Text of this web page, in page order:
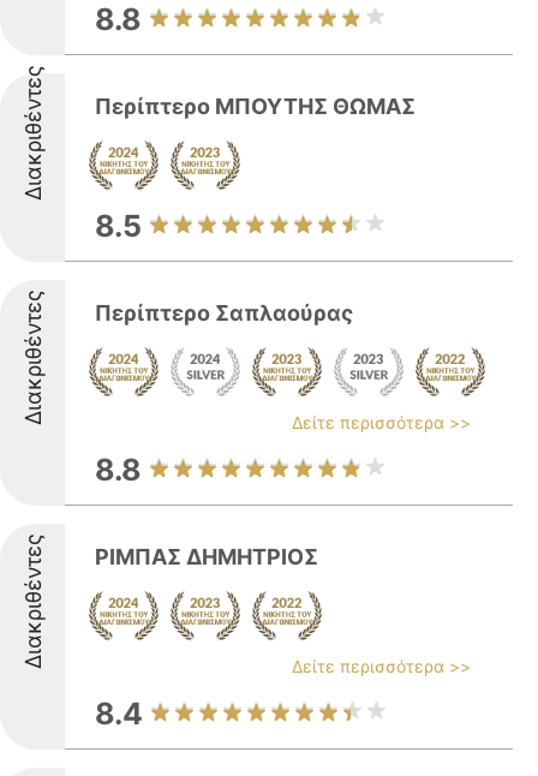
8.8
Διακριθέντες Περίπτερο ΜΠΟΥΤΗΣ ΘΩΜΑΣ
8.5
Διακριθέντες Περίπτερο Σαπλαούρας
Δείτε περισσότερα >>
8.8
Διακριθέντες ΡΙΜΠΑΣ ΔΗΜΗΤΡΙΟΣ
Δείτε περισσότερα >>
8.4